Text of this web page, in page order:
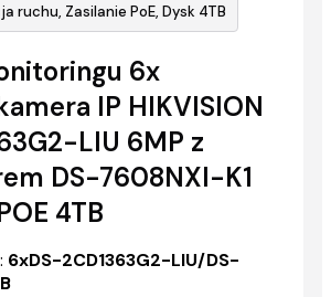
ruchu, Zasilanie PoE, Dysk 4TB
6x
IP HIKVISION
LIU 6MP z
DS-7608NXI-K1
4TB
6xDS-2CD1363G2-LIU/DS-